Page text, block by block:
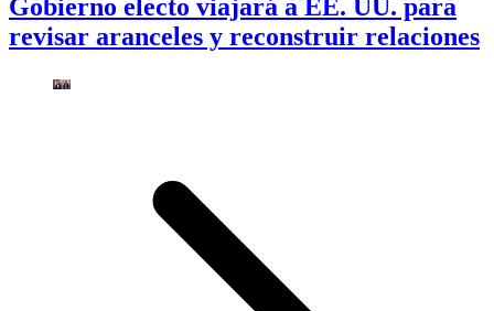
Gobierno electo viajará a EE. UU. para
revisar aranceles y reconstruir relaciones